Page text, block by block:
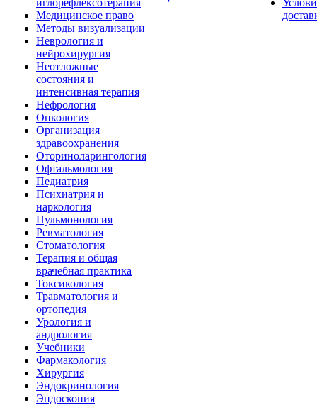
иглорефлексотерапия
Медицинское право
Методы визуализации
Неврология и
нейрохирургия
Неотложные
состояния и
интенсивная терапия
Нефрология
Онкология
Организация
здравоохранения
Оториноларингология
Офтальмология
Педиатрия
Психиатрия и
наркология
Пульмонология
Ревматология
Стоматология
Терапия и общая
врачебная практика
Токсикология
Травматология и
ортопедия
Урология и
андрология
Учебники
Фармакология
Хирургия
Эндокринология
Эндоскопия